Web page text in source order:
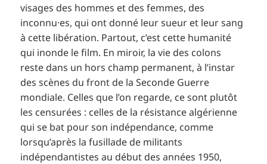
visages des hommes et des femmes, des
inconnu·es, qui ont donné leur sueur et leur sang
à cette libération. Partout, c’est cette humanité
qui inonde le film. En miroir, la vie des colons
reste dans un hors champ permanent, à l’instar
des scènes du front de la Seconde Guerre
mondiale. Celles que l’on regarde, ce sont plutôt
les censurées : celles de la résistance algérienne
qui se bat pour son indépendance, comme
lorsqu’après la fusillade de militants
indépendantistes au début des années 1950,